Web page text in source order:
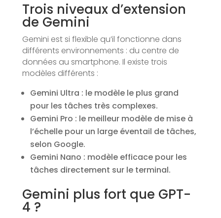
Trois niveaux d’extension
de Gemini
Gemini est si flexible qu’il fonctionne dans
différents environnements : du centre de
données au smartphone. Il existe trois
modèles différents :
Gemini Ultra : le modèle le plus grand
pour les tâches très complexes.
Gemini Pro : le meilleur modèle de mise à
l’échelle pour un large éventail de tâches,
selon Google.
Gemini Nano : modèle efficace pour les
tâches directement sur le terminal.
Gemini plus fort que GPT-
4 ?